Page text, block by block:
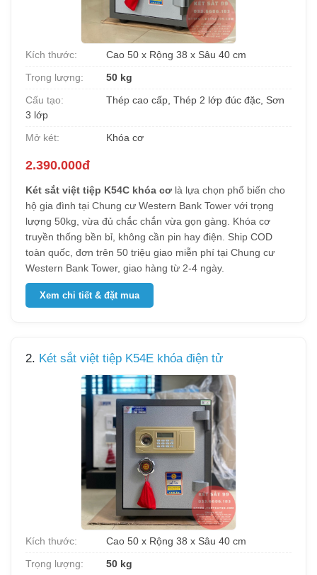
Kích thước:
Cao 50 x Rộng 38 x Sâu 40 cm
Trọng lượng:
50 kg
Cấu tạo:
Thép cao cấp, Thép 2 lớp đúc đặc, Sơn
3 lớp
Mở két:
Khóa cơ
2.390.000đ
Két sắt việt tiệp K54C khóa cơ là lựa chọn phổ biến cho
hộ gia đình tại Chung cư Western Bank Tower với trọng
lượng 50kg, vừa đủ chắc chắn vừa gọn gàng. Khóa cơ
truyền thống bền bỉ, không cần pin hay điện. Ship COD
toàn quốc, đơn trên 50 triệu giao miễn phí tại Chung cư
Western Bank Tower, giao hàng từ 2-4 ngày.
Xem chi tiết & đặt mua
2. Két sắt việt tiệp K54E khóa điện tử
Kích thước:
Cao 50 x Rộng 38 x Sâu 40 cm
Trọng lượng:
50 kg